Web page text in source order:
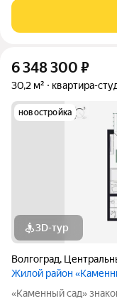
внутренний
этажей открываются
6 348 300 ₽
30,2 м² квартира-
новостройка
3D-тур
Волгоград,
Жилой район
«Каменный сад» знаковый проект бизнес-класса в центре